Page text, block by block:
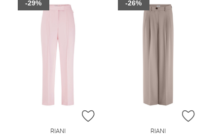
ZUR WUNSCHLISTE HINZUFÜGEN
RIANI
-29%
ZUR
RIANI
-26%